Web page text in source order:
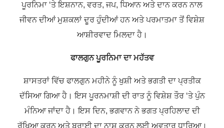
ਪੂਰਨਿਮਾ ‘ਤੇ ਇਸ਼ਨਾਨ, ਵਰਤ, ਜਪ, ਧਿਆਨ ਅਤੇ ਦਾਨ ਕਰਨ ਨਾਲ
ਜੀਵਨ ਦੀਆਂ ਮੁਸ਼ਕਲਾਂ ਦੂਰ ਹੁੰਦੀਆਂ ਹਨ ਅਤੇ ਪਰਮਾਤਮਾ ਤੋਂ ਵਿਸ਼ੇਸ਼
ਆਸ਼ੀਰਵਾਦ ਮਿਲਦਾ ਹੈ।
ਫਾਲਗੁਨ ਪੂਰਨਿਮਾ ਦਾ ਮਹੱਤਵ
ਸ਼ਾਸਤਰਾਂ ਵਿੱਚ ਫਾਲਗੁਨ ਮਹੀਨੇ ਨੂੰ ਖੁਸ਼ੀ ਅਤੇ ਭਗਤੀ ਦਾ ਪ੍ਰਤੀਕ
ਦੱਸਿਆ ਗਿਆ ਹੈ। ਇਸ ਪੂਰਨਮਾਸ਼ੀ ਦੀ ਰਾਤ ਨੂੰ ਵਿਸ਼ੇਸ਼ ਤੌਰ ‘ਤੇ ਪੁੰਨ
ਮੰਨਿਆ ਜਾਂਦਾ ਹੈ। ਇਸ ਦਿਨ, ਭਗਵਾਨ ਨੇ ਭਗਤ ਪ੍ਰਹਿਲਾਦ ਦੀ
ਰੱਖਿਆ ਕਰਨ ਅਤੇ ਬੁਰਾਈ ਦਾ ਨਾਸ਼ ਕਰਨ ਲਈ ਅਵਤਾਰ ਧਾਰਿਆ।